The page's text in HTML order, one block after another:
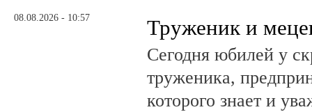
08.08.2026 - 10:57 Труженик и
Сегодня юбилей у
труженика,
которого знает и